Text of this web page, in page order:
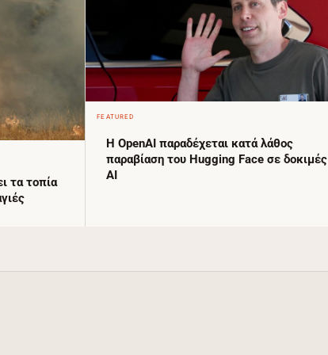
τα τοπία
FEATURED
Η OpenAI παραδέχεται κατά λάθος
παραβίαση του Hugging Face σε δοκιμές
AI